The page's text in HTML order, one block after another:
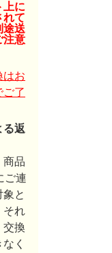
上に
れて
途送
注意
はお
ご了
る返
商品
ご連
と
それ
交換
く